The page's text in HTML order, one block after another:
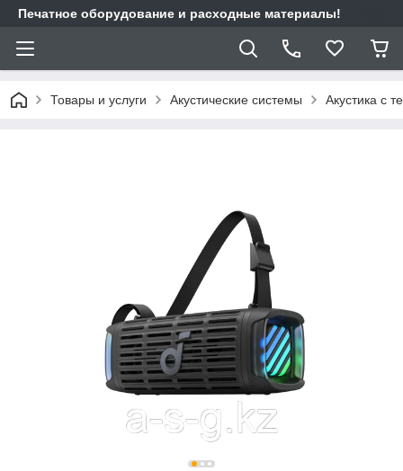
Печатное оборудование и расходные материалы!
Товары и услуги Акустические системы Акустика с